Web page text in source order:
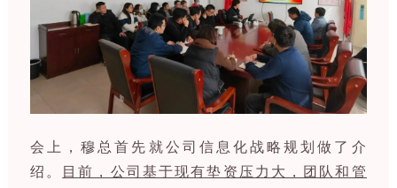
会上，穆总首先就公司信息化战略规划做了介
绍。
目前，公司基于现有垫资压力大，团队和管